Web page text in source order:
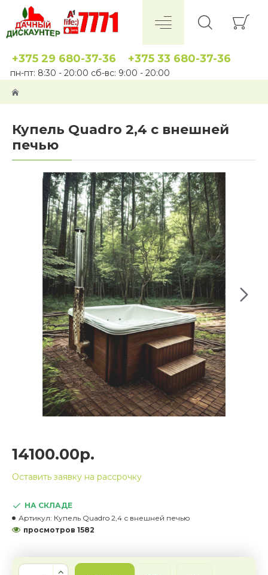
+375 29 680-37-36 +375 33 680-37-36
пн-пт: 8:30 - 20:00 сб-вс: 9:00 - 20:00
Купель Quadro 2,4 с внешней
печью
НА СКЛАДЕ
Артикул: Купель Quadro 2,4 с внешней печью
просмотров 1582
14100.00р.
Оставить заявку на рассрочку